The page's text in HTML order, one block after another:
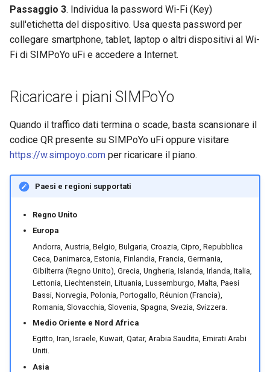
Passaggio 3. Individua la password Wi-Fi (Key)
sull'etichetta del dispositivo. Usa questa password per
collegare smartphone, tablet, laptop o altri dispositivi al Wi-
Fi di SIMPoYo uFi e accedere a Internet.
Ricaricare i piani SIMPoYo
Quando il traffico dati termina o scade, basta scansionare il
codice QR presente su SIMPoYo uFi oppure visitare
https://w.simpoyo.com per ricaricare il piano.
Paesi e regioni supportati
Regno Unito
Europa
Andorra, Austria, Belgio, Bulgaria, Croazia, Cipro, Repubblica
Ceca, Danimarca, Estonia, Finlandia, Francia, Germania,
Gibilterra (Regno Unito), Grecia, Ungheria, Islanda, Irlanda, Italia,
Lettonia, Liechtenstein, Lituania, Lussemburgo, Malta, Paesi
Bassi, Norvegia, Polonia, Portogallo, Réunion (Francia),
Romania, Slovacchia, Slovenia, Spagna, Svezia, Svizzera.
Medio Oriente e Nord Africa
Egitto, Iran, Israele, Kuwait, Qatar, Arabia Saudita, Emirati Arabi
Uniti.
Asia